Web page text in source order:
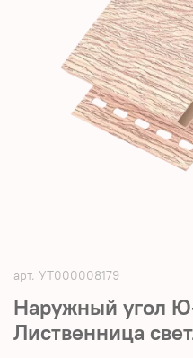
арт. УТ000008179
Наружный угол
Лиственница